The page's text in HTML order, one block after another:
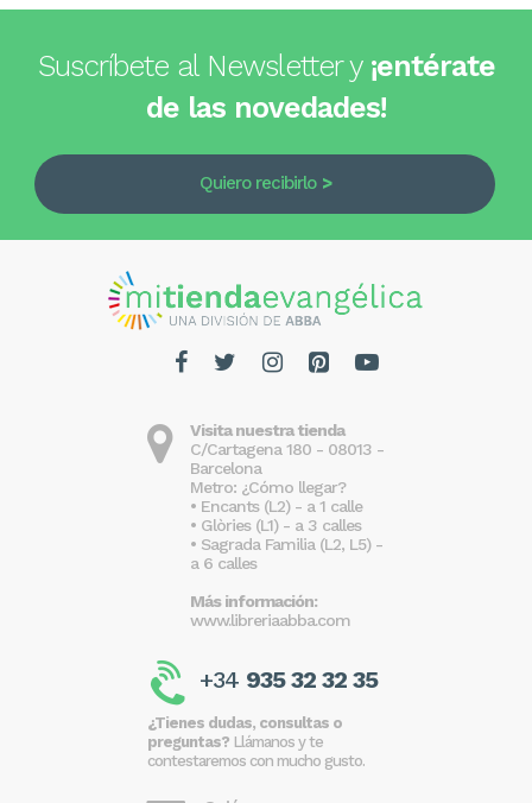
Suscríbete al Newsletter y ¡entérate
de las novedades!
Quiero recibirlo
Visita nuestra tienda
C/Cartagena 180 - 08013 -
Barcelona
Metro: ¿Cómo llegar?
• Encants (L2) - a 1 calle
• Glòries (L1) - a 3 calles
• Sagrada Familia (L2, L5) -
a 6 calles
Más información:
www.libreriaabba.com
+34 935 32 32 35
¿Tienes dudas, consultas o
preguntas? Llámanos y te
contestaremos con mucho gusto.